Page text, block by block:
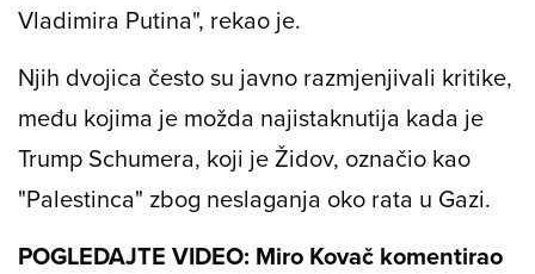
Vladimira Putina", rekao je.
Njih dvojica često su javno razmjenjivali kritike,
među kojima je možda najistaknutija kada je
Trump Schumera, koji je Židov, označio kao
"Palestinca" zbog neslaganja oko rata u Gazi.
POGLEDAJTE VIDEO: Miro Kovač komentirao